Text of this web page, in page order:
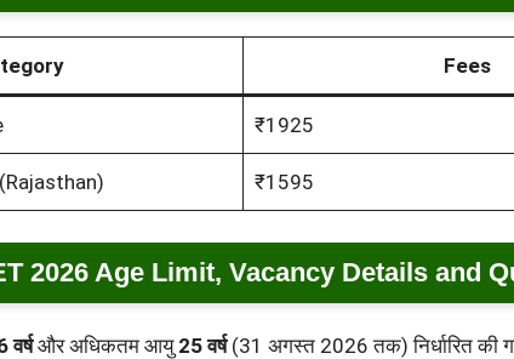
Fees
₹1925
₹1595
2026 Age Limit, Vacancy Details and
वर्षऔर अधिकतम आयु 25 वर्ष(31 अगस्त 2026 तक) निर्धारित की